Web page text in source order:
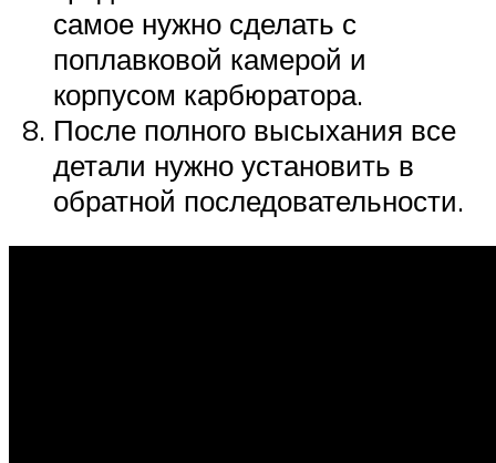
самое нужно сделать с
поплавковой камерой и
корпусом карбюратора.
После полного высыхания все
детали нужно установить в
обратной последовательности.